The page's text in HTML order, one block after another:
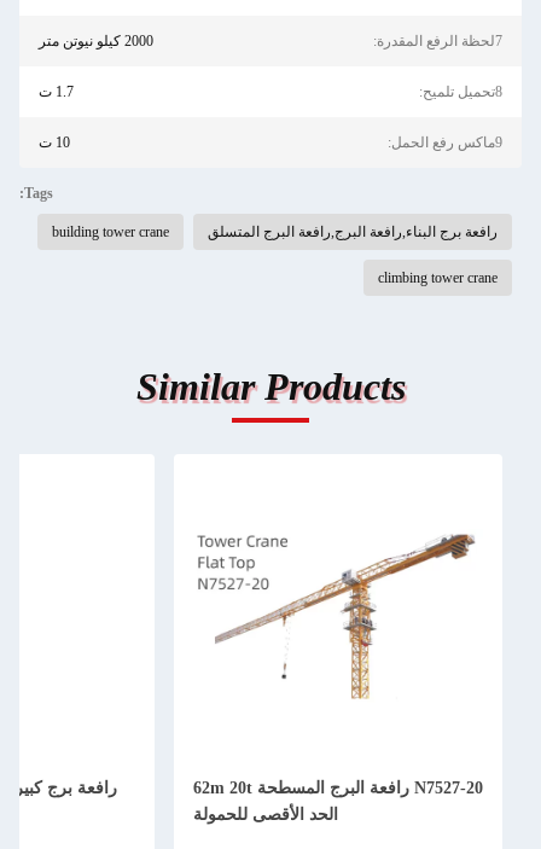
7لحظة الرفع المقدرة: 2000 كيلو نيوتن متر
8تحميل تلميح: 1.7 ت
9ماكس رفع الحمل: 10 ت
Tags:
رافعة برج البناء,رافعة البرج,رافعة البرج المتسلق building tower crane
climbing tower crane
Similar Products
N7527-20 رافعة البرج المسطحة 62m 20t
الحد الأقصى للحمولة